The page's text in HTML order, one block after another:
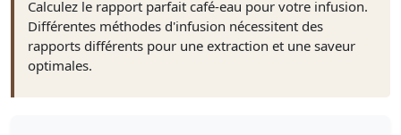
Calculez le rapport parfait café-eau pour votre infusion.
Différentes méthodes d'infusion nécessitent des
rapports différents pour une extraction et une saveur
optimales.